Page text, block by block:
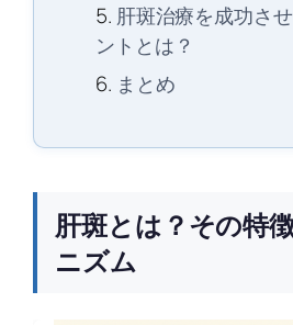
肝斑治療を成功さ
ントとは？
まとめ
肝斑とは？その特
ニズム